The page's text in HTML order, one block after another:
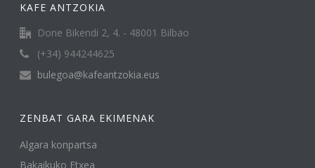
KAFE ANTZOKIA
Done Bikendi 2, 4. - 48001 Bilbao
(+34) 944244625
bulegoa@kafeantzokia.eus
ZENBAT GARA EKIMENAK
Algara konpartsa
Bakaikuko Etxea